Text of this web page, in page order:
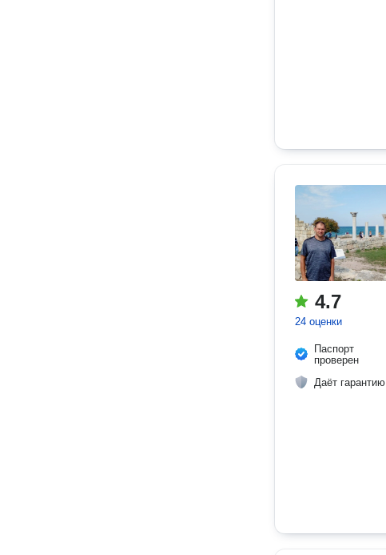
4.7
24 оценки
Паспорт
проверен
Даёт гарантию